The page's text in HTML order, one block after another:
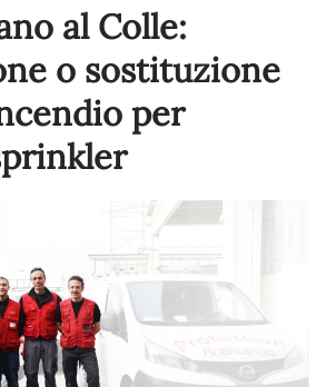
al Colle:
o sostituzione
per